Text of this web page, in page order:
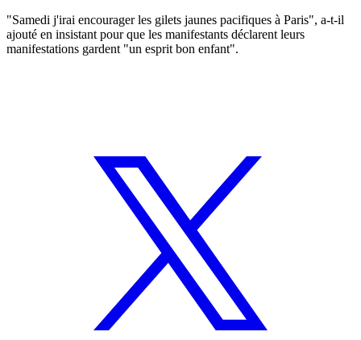
"Samedi j'irai encourager les gilets jaunes pacifiques à Paris", a-t-il
ajouté en insistant pour que les manifestants déclarent leurs
manifestations gardent "un esprit bon enfant".